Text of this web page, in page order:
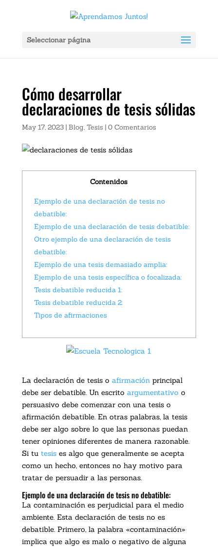
Portátil Gadnic Power Bank 20000mah 2 Usb Color Negro Carga
Seleccionar página
Cómo desarrollar
declaraciones de tesis sólidas
May 17, 2023| Blog, Tesis | 0 Comentarios
Contenidos
Ejemplo de una declaración de tesis no
debatible:
Ejemplo de una declaración de tesis debatible:
Otro ejemplo de una declaración de tesis
debatible:
Ejemplo de una tesis demasiado amplia:
Ejemplo de una tesis específica o focalizada:
Tesis debatible reducida 1:
Tesis debatible reducida 2:
Tipos de afirmaciones
La declaración de tesis o afirmaciónprincipal
debe ser debatible. Un escrito argumentativo o
persuasivo debe comenzar con una tesis o
afirmación debatible. En otras palabras, la tesis
debe ser algo sobre lo que las personas puedan
tener opiniones diferentes de manera razonable.
Si tu tesises algo que generalmente se acepta
como un hecho, entonces no hay motivo para
tratar de persuadir a las personas.
Ejemplo de una declaración de tesis no debatible:
La contaminación es perjudicial para el medio
ambiente. Esta declaración de tesis no es
debatible. Primero, la palabra «contaminación»
implica que algo es malo o negativo de alguna